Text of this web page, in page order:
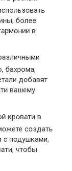
более
в
бахрома,
добавят
вашему
кровати в
создать
с подушками,
чтобы